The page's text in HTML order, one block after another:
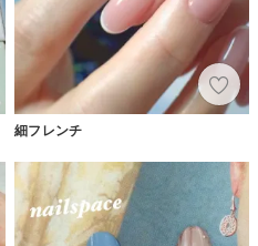
細フレンチ